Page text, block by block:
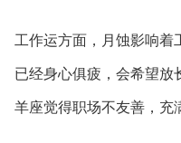
工作运方面，月蚀影响着
已经身心俱疲，会希望放
羊座觉得职场不友善，充